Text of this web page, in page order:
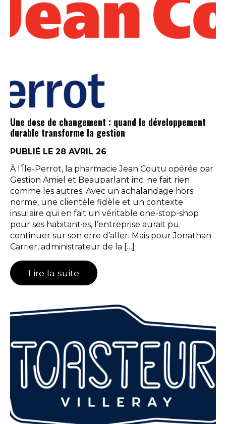
Une dose de changement : quand le développement
durable transforme la gestion
PUBLIÉ LE 28 AVRIL 26
À l’Île-Perrot, la pharmacie Jean Coutu opérée par
Gestion Amiel et Beauparlant inc. ne fait rien
comme les autres. Avec un achalandage hors
norme, une clientèle fidèle et un contexte
insulaire qui en fait un véritable one-stop-shop
pour ses habitant·es, l’entreprise aurait pu
continuer sur son erre d’aller. Mais pour Jonathan
Carrier, administrateur de la […]
Lire la suite